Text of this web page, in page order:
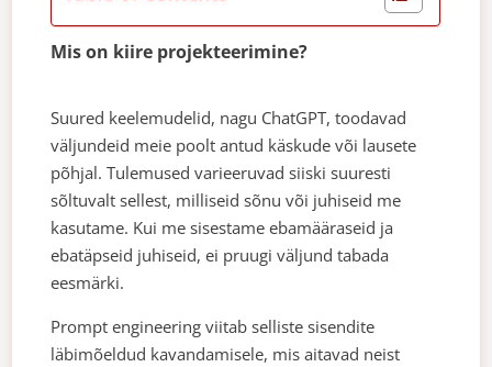
Mis on kiire projekteerimine?
Suured keelemudelid, nagu ChatGPT, toodavad
väljundeid meie poolt antud käskude või lausete
põhjal. Tulemused varieeruvad siiski suuresti
sõltuvalt sellest, milliseid sõnu või juhiseid me
kasutame. Kui me sisestame ebamääraseid ja
ebatäpseid juhiseid, ei pruugi väljund tabada
eesmärki.
Prompt engineering viitab selliste sisendite
läbimõeldud kavandamisele, mis aitavad neist